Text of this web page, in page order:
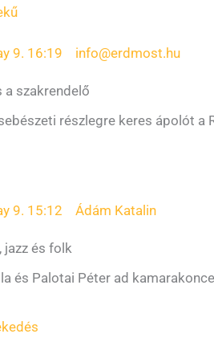
9. 16:19 info@erdmost.hu
szakrendelő
részlegre keres ápolót a
9. 15:12 Ádám Katalin
jazz és folk
és Palotai Péter ad